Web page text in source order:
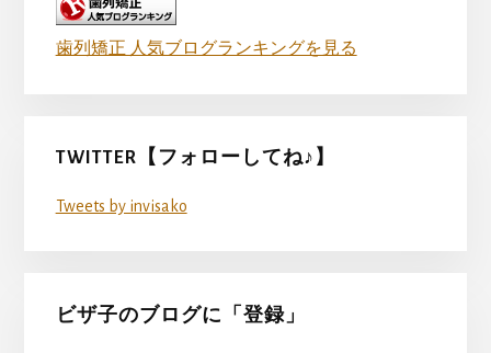
歯列矯正 人気ブログランキングを見る
TWITTER【フォローしてね♪】
Tweets by invisako
ビザ子のブログに「登録」